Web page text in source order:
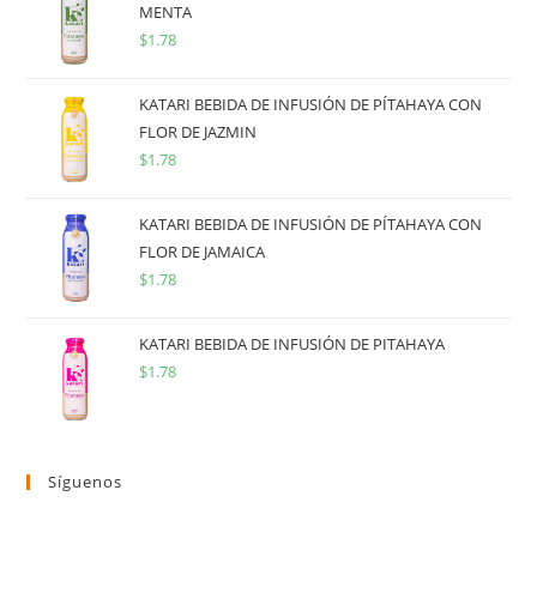
MENTA
$1.78
KATARI BEBIDA DE INFUSIÓN DE PÍTAHAYA CON
FLOR DE JAZMIN
$1.78
KATARI BEBIDA DE INFUSIÓN DE PÍTAHAYA CON
FLOR DE JAMAICA
$1.78
KATARI BEBIDA DE INFUSIÓN DE PITAHAYA
$1.78
Síguenos